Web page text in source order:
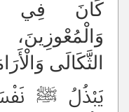
كَانَ فِي
الثَّكَالَى
يَبْذُلُ ﷺ